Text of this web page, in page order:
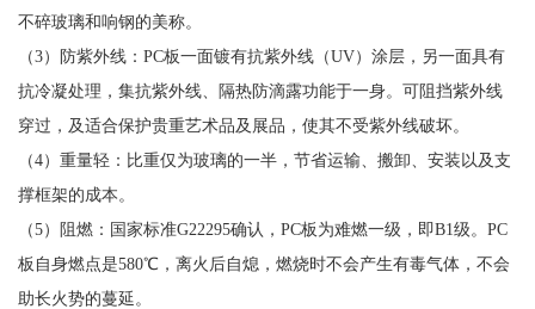
不碎玻璃和响钢的美称。
（3）防紫外线：PC板一面镀有抗紫外线（UV）涂层，另一面具有
抗冷凝处理，集抗紫外线、隔热防滴露功能于一身。可阻挡紫外线
穿过，及适合保护贵重艺术品及展品，使其不受紫外线破坏。
（4）重量轻：比重仅为玻璃的一半，节省运输、搬卸、安装以及支
撑框架的成本。
（5）阻燃：国家标准G22295确认，PC板为难燃一级，即B1级。PC
板自身燃点是580℃，离火后自熄，燃烧时不会产生有毒气体，不会
助长火势的蔓延。